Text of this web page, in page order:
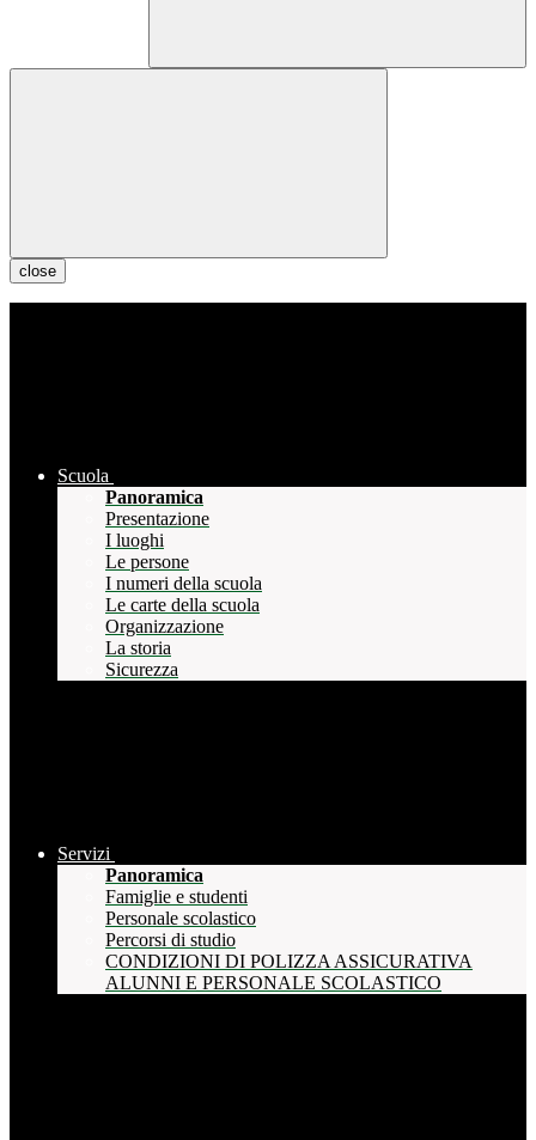
close
Scuola
Panoramica
Presentazione
I luoghi
Le persone
I numeri della scuola
Le carte della scuola
Organizzazione
La storia
Sicurezza
Servizi
Panoramica
Famiglie e studenti
Personale scolastico
Percorsi di studio
CONDIZIONI DI POLIZZA ASSICURATIVA
ALUNNI E PERSONALE SCOLASTICO